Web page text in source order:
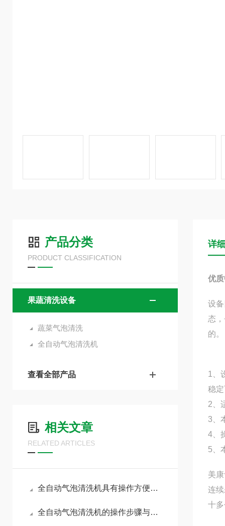
产品分类
PRODUCT CLASSIFICATION
果蔬清洗设备
蔬菜气泡清洗
全自动气泡清洗机
查看全部产品
相关文章
RELATED ARTICLES
全自动气泡清洗机具有操作方便、省时省力、能耗低等特点
全自动气泡清洗机的操作步骤与工作原理
详
优
设
态
的。
1、
稳
2、
3、
4、
5、
美
连
十